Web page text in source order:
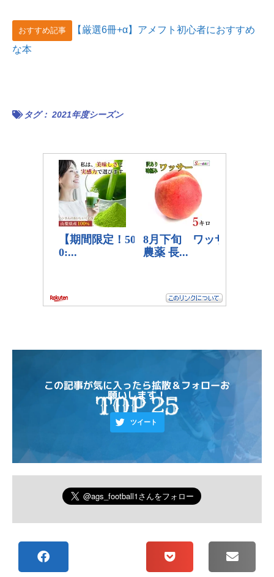
おすすめ記事
【厳選6冊+α】アメフト初心者におすすめ
な本
タグ： 2021年度シーズン
この記事が気に入ったら拡散＆フォローお
願いします！
ツイート